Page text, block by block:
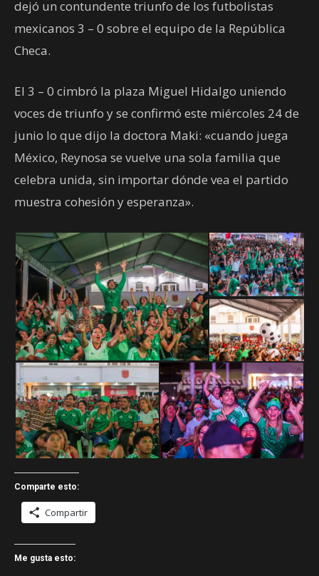
dejó un contundente triunfo de los futbolistas
mexicanos 3 – 0 sobre el equipo de la República
Checa.
El 3 – 0 cimbró la plaza Miguel Hidalgo uniendo
voces de triunfo y se confirmó este miércoles 24 de
junio lo que dijo la doctora Maki: «cuando juega
México, Reynosa se vuelve una sola familia que
celebra unida, sin importar dónde vea el partido
muestra cohesión y esperanza».
Comparte esto:
Compartir
Me gusta esto: